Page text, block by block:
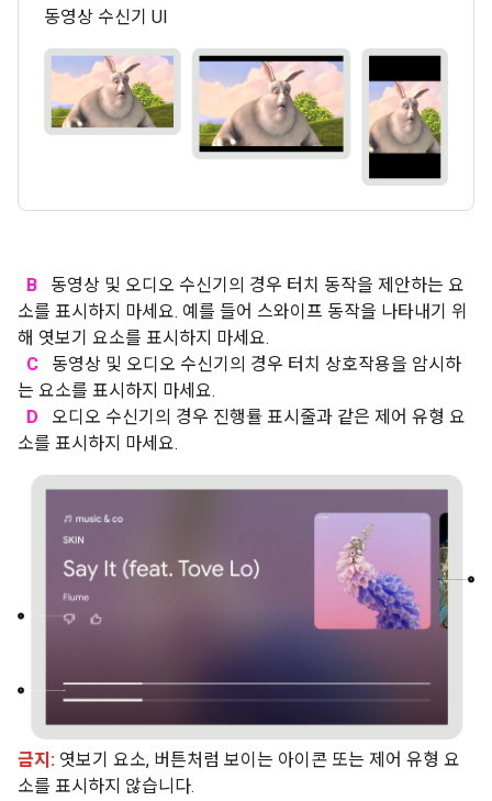
동영상 수신기 UI
B
동영상 및 오디오 수신기의 경우 터치 동작을 제안하는 요
소를 표시하지 마세요. 예를 들어 스와이프 동작을 나타내기 위
해 엿보기 요소를 표시하지 마세요.
C
동영상 및 오디오 수신기의 경우 터치 상호작용을 암시하
는 요소를 표시하지 마세요.
D
오디오 수신기의 경우 진행률 표시줄과 같은 제어 유형 요
소를 표시하지 마세요.
금지: 엿보기 요소, 버튼처럼 보이는 아이콘 또는 제어 유형 요
소를 표시하지 않습니다.